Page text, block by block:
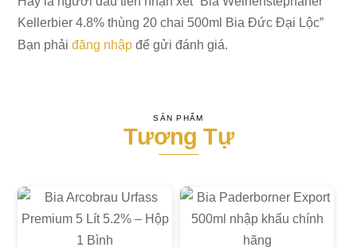
Kellerbier 4.8% thùng 20 chai 500ml Bia Đức Đại Lộc”
Bạn phảiđăng nhập để gửi đánh giá.
SẢN PHẨM
Tương Tự